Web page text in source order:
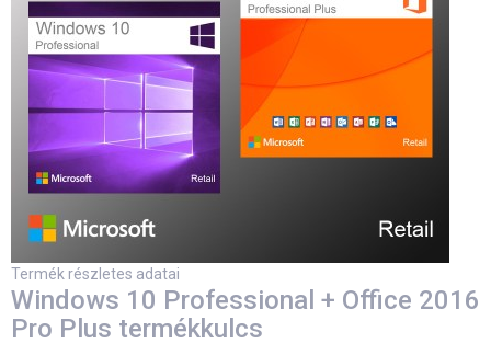
Termék részletes adatai
Windows 10 Professional + Office 2016
Pro Plus termékkulcs